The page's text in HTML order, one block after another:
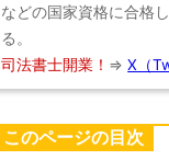
などの国家資格に合格
る。
司法書士開業！ ⇒X（
このページの目次